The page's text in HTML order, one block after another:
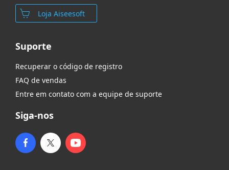
Loja Aiseesoft
Suporte
Recuperar o código de registro
FAQ de vendas
Entre em contato com a equipe de suporte
Siga-nos